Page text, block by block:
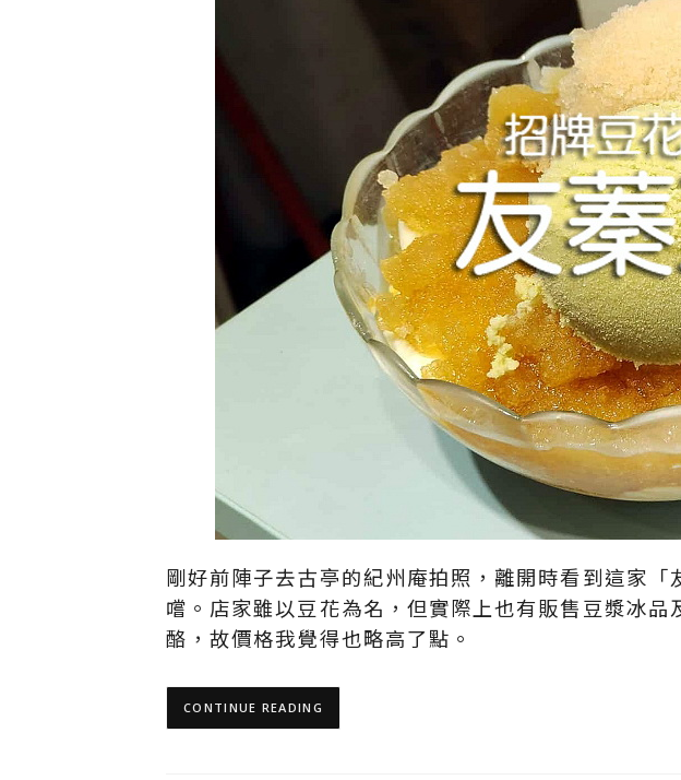
剛好前陣子去古亭的紀州庵拍照，離開時看到這家
嚐。店家雖以豆花為名，但實際上也有販售豆漿冰
酪，故價格我覺得也略高了點。
CONTINUE READING